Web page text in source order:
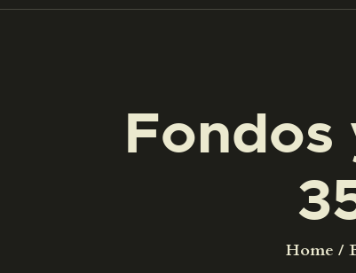
Fondos
Home